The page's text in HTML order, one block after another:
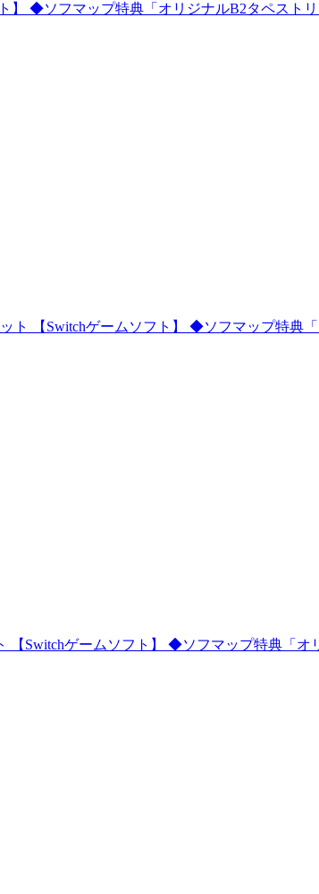
】 ◆ソフマップ特典「オリジナルB2タペストリ
ト 【Switchゲームソフト】 ◆ソフマップ特典
【Switchゲームソフト】 ◆ソフマップ特典「オ